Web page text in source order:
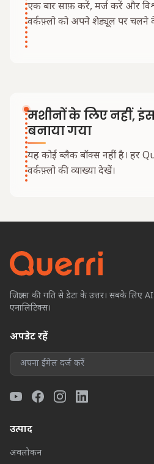
एक बार साफ़ करें, मर्ज करें और
वर्कफ़्लो को अपने शेड्यूल पर चलने
मशीनों के लिए नहीं,
बनाया गया
यह कोई ब्लैक बॉक्स नहीं है। हर
वर्कफ़्लो की व्याख्या देखें।
जिज्ञासा की गति से डेटा के उत्तर। सबके लिए
एनालिटिक्स।
अपडेट रहें
उत्पाद
अवलोकन